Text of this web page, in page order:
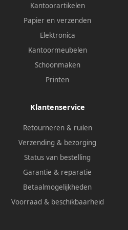
Kantoorartikelen
Papier en verzenden
Elektronica
Kantoormeubelen
Schoonmaken
Printen
Klantenservice
Retourneren & ruilen
Verzending & bezorging
Status van bestelling
Garantie & reparatie
Betaalmogelijkheden
Voorraad & beschikbaarheid